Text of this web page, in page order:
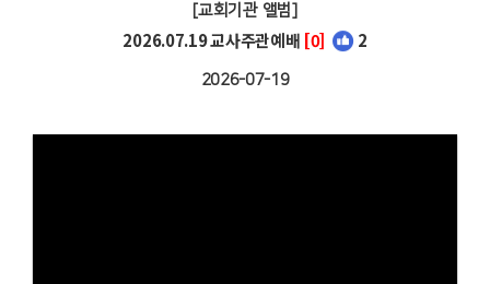
[교회기관 앨범]
2026.07.19 교사주관예배 [0] 2
2026-07-19